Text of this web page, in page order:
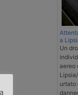
a
Un
aereo
urtato